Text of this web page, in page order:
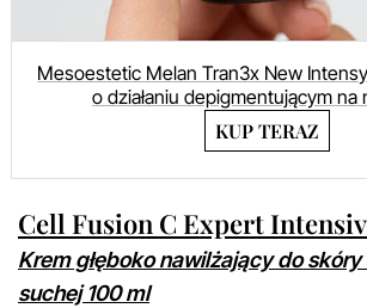
Mesoestetic Melan Tran3x New
o działaniu depigmentującym na
KUP TERAZ
Cell Fusion C Expert
Krem głęboko nawilżający do
suchej 100 ml